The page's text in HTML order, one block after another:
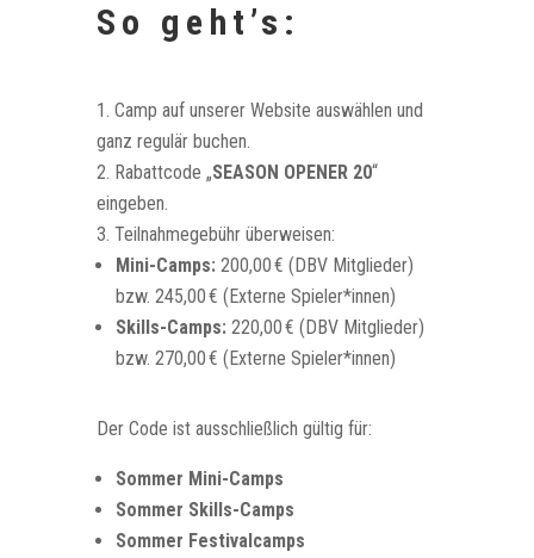
So geht’s:
Camp auf unserer Website auswählen und
ganz regulär buchen.
Rabattcode „SEASON OPENER 20“
eingeben.
Teilnahmegebühr überweisen:
Mini-Camps: 200,00 € (DBV Mitglieder)
bzw. 245,00 € (Externe Spieler*innen)
Skills-Camps: 220,00 € (DBV Mitglieder)
bzw. 270,00 € (Externe Spieler*innen)
Der Code ist ausschließlich gültig für:
Sommer Mini-Camps
Sommer Skills-Camps
Sommer Festivalcamps